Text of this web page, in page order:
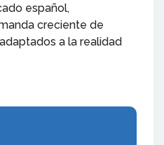
español,
creciente de
a la realidad